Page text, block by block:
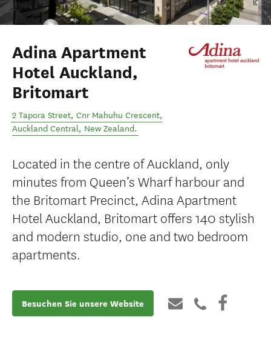
Adina Apartment
Hotel Auckland,
Britomart
2 Tapora Street, Cnr Mahuhu Crescent,
Auckland Central, New Zealand.
Located in the centre of Auckland, only
minutes from Queen’s Wharf harbour and
the Britomart Precinct, Adina Apartment
Hotel Auckland, Britomart offers 140 stylish
and modern studio, one and two bedroom
apartments.
Besuchen Sie unsere Website